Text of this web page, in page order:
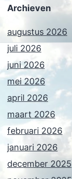
Archieven
augustus 2026
juli 2026
juni 2026
mei 2026
april 2026
maart 2026
februari 2026
januari 2026
december 2025